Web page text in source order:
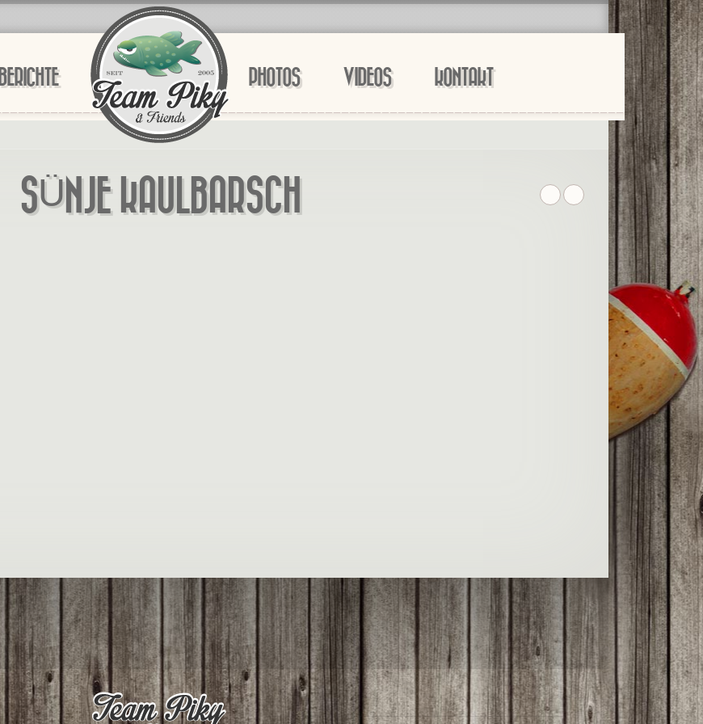
BERICHTE PHOTOS VIDEOS KONTAKT
SÜNJE KAULBARSCH